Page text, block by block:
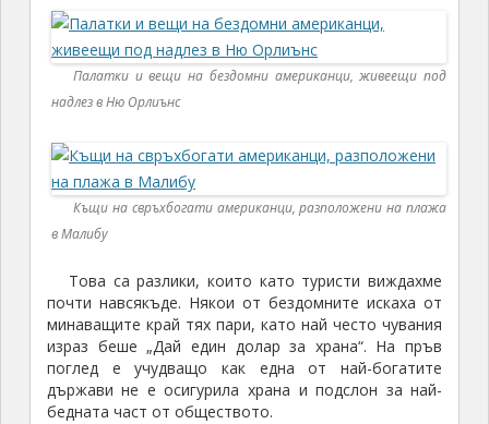
Палатки и вещи на бездомни американци, живеещи под
надлез в Ню Орлиънс
Къщи на свръхбогати американци, разположени на плажа
в Малибу
Това са разлики, които като туристи виждахме
почти навсякъде. Някои от бездомните искаха от
минаващите край тях пари, като най често чувания
израз беше „Дай един долар за храна“. На пръв
поглед е учудващо как една от най-богатите
държави не е осигурила храна и подслон за най-
бедната част от обществото.